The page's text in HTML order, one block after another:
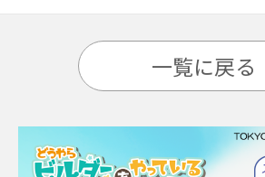
一覧に戻る